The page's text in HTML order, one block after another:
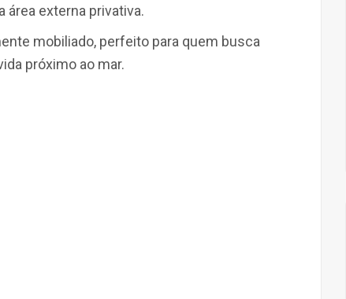
externa privativa.
mobiliado, perfeito para quem busca
próximo ao mar.